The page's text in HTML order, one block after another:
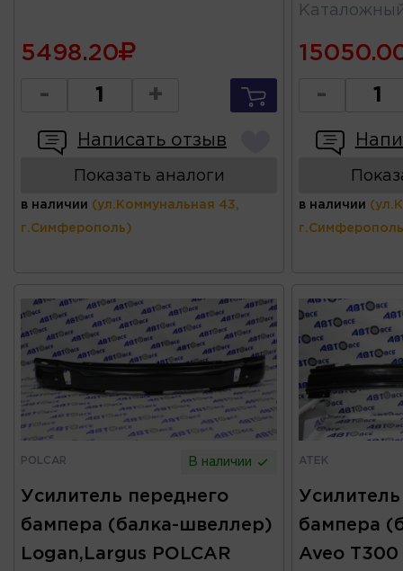
5498.20
- +
Написать отзыв
Показать аналоги
в наличии (ул.Коммунальная 43,
г.Симферополь)
-
в наличии
POLCAR В наличии
Усилитель переднего
бампера (балка-швеллер)
Logan,Largus POLCAR
ATEK
бампера
Aveo T300